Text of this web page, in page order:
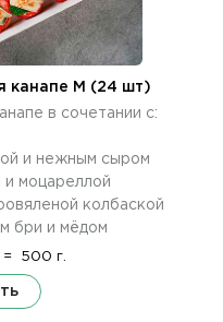
канапе M (24 шт)
в сочетании с:
и нежным сыром
моцареллой
колбаской
бри и мёдом
= 500 г.